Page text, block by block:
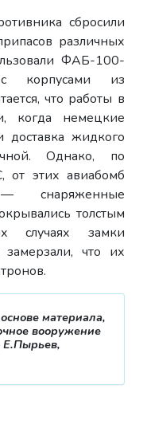
сбросили
различных
ФАБ-100-
корпусами из
что работы в
когда немецкие
доставка жидкого
Однако, по
от этих авиабомб
снаряженные
толстым
замки
замерзали, что их
материала,
вооружение
Е.Пырьев,